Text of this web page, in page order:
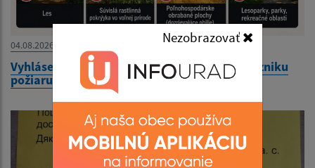
Nezobrazovať
04.08.2026
Vyhlásenie času zvýšeného nebezpečenstva vzniku
požiaru